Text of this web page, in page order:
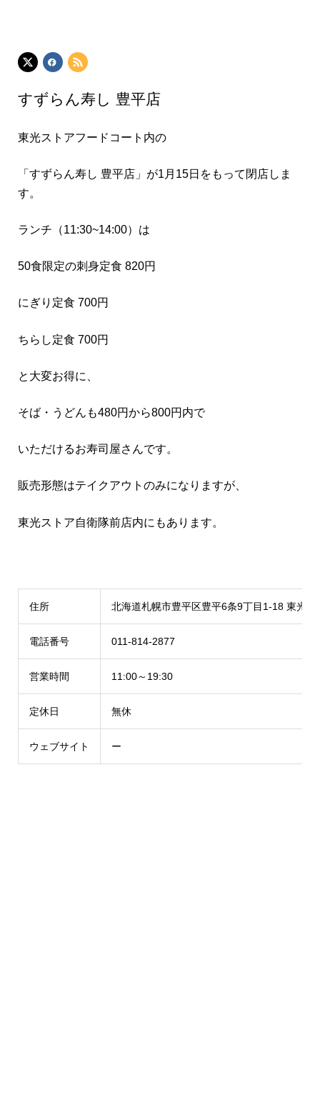
すずらん寿し 豊平店
東光ストアフードコート内の
「すずらん寿し 豊平店」が1月15日をもって閉店しま
す。
ランチ（11:30~14:00）は
50食限定の刺身定食 820円
にぎり定食 700円
ちらし定食 700円
と大変お得に、
そば・うどんも480円から800円内で
いただけるお寿司屋さんです。
販売形態はテイクアウトのみになりますが、
東光ストア自衛隊前店内にもあります。
住所 北海道札幌市豊平区豊平6条9丁目1-18 東光
電話番号 011-814-2877
営業時間 11:00～19:30
定休日 無休
ウェブサイト ー